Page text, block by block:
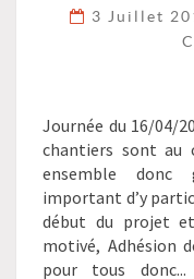
3 Juillet
Journée du 16/04/
chantiers sont au
ensemble donc
important d’y
début du projet
motivé, Adhésion
pour tous donc...